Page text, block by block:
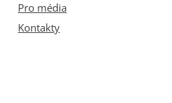
Pro média
Kontakty